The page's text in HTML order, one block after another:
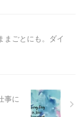
まごとにも。ダイ
事に